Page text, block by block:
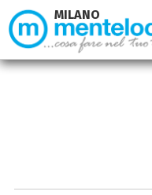
MILANO